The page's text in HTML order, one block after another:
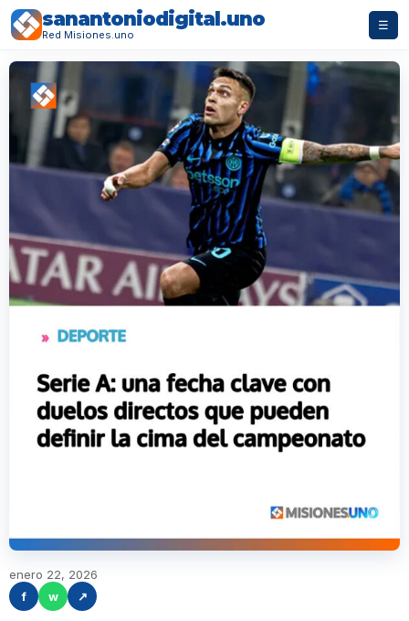
sanantoniodigital.uno
Red Misiones.uno
☰
enero 22, 2026
f
w ↗